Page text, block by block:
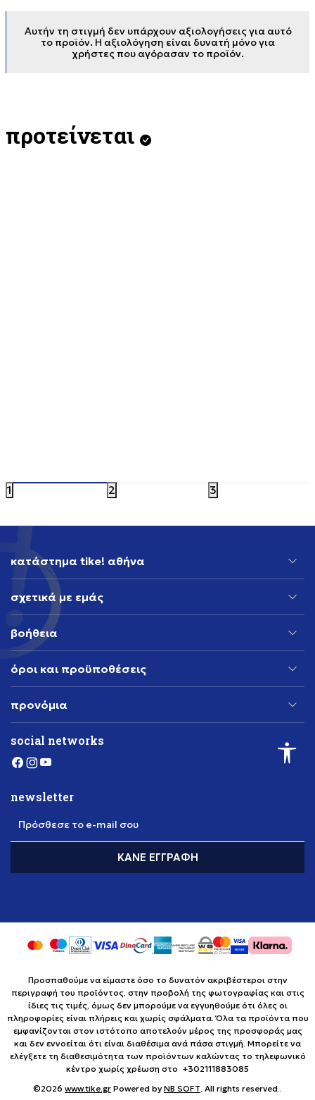
Αυτήν τη στιγμή δεν υπάρχουν αξιολογήσεις για αυτό
το προϊόν. Η αξιολόγηση είναι δυνατή μόνο για
χρήστες που αγόρασαν το προϊόν.
προτείνεται
1 2 3
κατάστημα tike! αθήνα
σχετικά με εμάς
βοήθεια
όροι και προϋποθέσεις
προνόμια
social networks
newsletter
Πρόσθεσε το e-mail σου
ΚΆΝΕ ΕΓΓΡΑΦΉ
Προσπαθούμε να είμαστε όσο το δυνατόν ακριβέστεροι στην
περιγραφή του προϊόντος, στην προβολή της φωτογραφίας και στις
ίδιες τις τιμές, όμως δεν μπορούμε να εγγυηθούμε ότι όλες οι
πληροφορίες είναι πλήρεις και χωρίς σφάλματα. Όλα τα προϊόντα που
εμφανίζονται στον ιστότοπο αποτελούν μέρος της προσφοράς μας
και δεν εννοείται ότι είναι διαθέσιμα ανά πάσα στιγμή. Μπορείτε να
ελέγξετε τη διαθεσιμότητα των προϊόντων καλώντας το τηλεφωνικό
κέντρο χωρίς χρέωση στο +302111883085
©2026 www.tike.gr Powered by NB SOFT. All rights reserved..